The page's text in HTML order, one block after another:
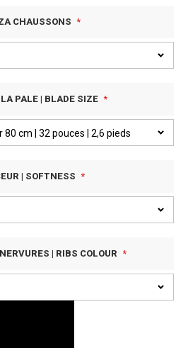
CHAUSSONS
PALE | BLADE SIZE
| SOFTNESS
| RIBS COLOUR